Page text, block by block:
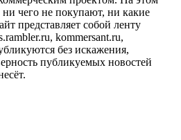
чего не покупают, ни какие
представляет собой ленту
kommersant.ru,
без искажения,
публикуемых новостей